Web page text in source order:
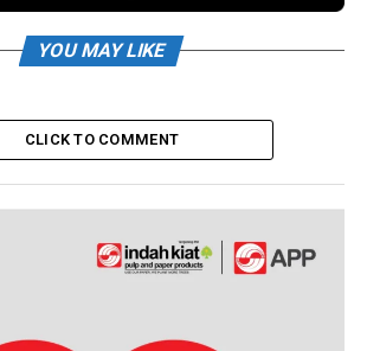
YOU MAY LIKE
CLICK TO COMMENT